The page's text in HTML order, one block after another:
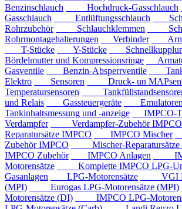
Benzinschlauch
Hochdruck-Gasschlauch
Gasschlauch
Entlüftungsschlauch
Rohrzubehör
Schlauchklemmen
Rohrmontagehalterungen
Verbinder
T-Stücke
Y-Stücke
Bördelmutter und Kompressionsringe
Gasventile
Benzin-Absperrventile
Elektro
Sensoren
Druck- un
Temperatursensoren
und Relais
Gassteuergeräte
Emulatoren
Tankinhaltsmessung und -anzeige
IMPCO-
Verdampfer
Verdampfer-Zubehör IMPCO
Reparatursätze IMPCO
IMPCO Mischer
Zubehör IMPCO
Mischer-Reparatursätze
IMPCO Zubehör
IMPCO Anlagen
Motorensätze
Komplette IMPCO LPG-
Gasanlagen
LPG-Motorensätze
VGI
(MPI)
Eurogas LPG-Motorensätze (MPI)
Motorensätze (DI)
IMPCO LPG-